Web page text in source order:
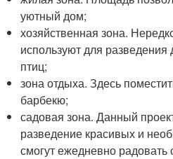
уютный дом;
хозяйственная зона.
используют для
птиц;
зона отдыха. Здесь
барбекю;
садовая зона. Данный
разведение красивых и
смогут ежедневно радовать